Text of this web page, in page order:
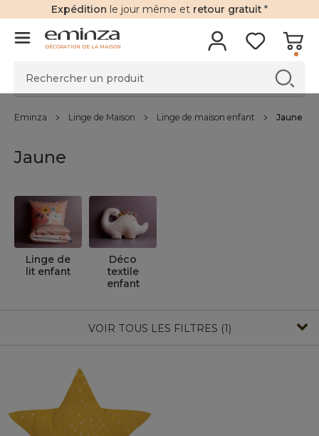
Expédition le jour même et retour gratuit *
DÉCORATION DE LA MAISON
Eminza Linge de Maison Linge de maison enfant Jaune
Jaune
Linge de
lit enfant
Déco
textile
enfant
VOIR TOUS LES FILTRES (1)